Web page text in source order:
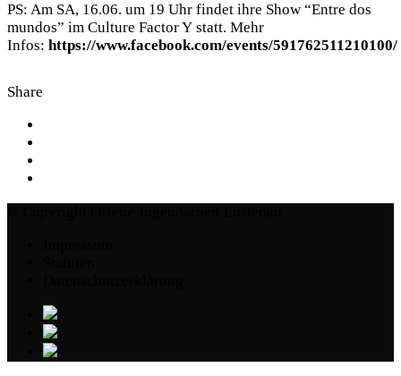
PS: Am SA, 16.06. um 19 Uhr findet ihre Show “Entre dos
mundos” im Culture Factor Y statt. Mehr
Infos: https://www.facebook.com/events/591762511210100/
Share